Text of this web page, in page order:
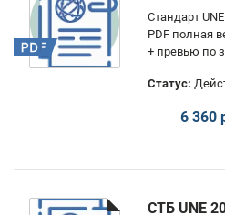
Стандарт
PDF полная
+ превью по
Статус:
6 360
СТБ UNE